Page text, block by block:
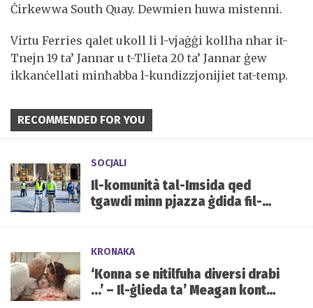
Ċirkewwa South Quay. Dewmien huwa mistenni.
Virtu Ferries qalet ukoll li l-vjaġġi kollha nhar it-
Tnejn 19 ta’ Jannar u t-Tlieta 20 ta’ Jannar ġew
ikkanċellati minħabba l-kundizzjonijiet tat-temp.
RECOMMENDED FOR YOU
SOCJALI
Il-komunità tal-Imsida qed
tgawdi minn pjazza ġdida fil-
KRONAKA
‘Konna se nitilfuha diversi drabi
...’ – Il-ġlieda ta’ Meagan kontra